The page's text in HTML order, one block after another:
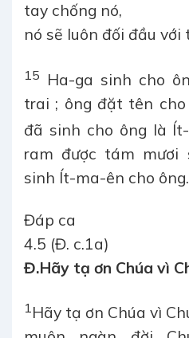
tay chống nó,
nó sẽ luôn đối đầu với
15 Ha-ga sinh cho
trai ; ông đặt tên
đã sinh cho ông là
ram được tám mươi
sinh Ít-ma-ên cho ông.
Đáp
4.5 (Đ. c.1a)
Đ.Hãy tạ ơn Chúa vì
1 Hãy tạ ơn Chúa vì